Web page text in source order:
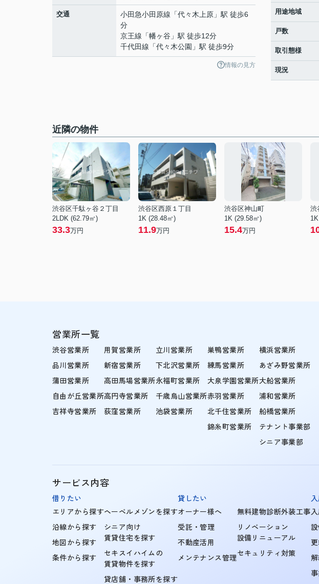
交通 小田急小田原線 「代々木上原 」駅 徒歩6
分
京王線 「幡ヶ谷 」駅 徒歩12分
千代田線 「代々木公園 」駅 徒歩9分
情報の見方
用途地域
戸数
取引態様
現況
近隣の物件
渋谷区千駄ヶ谷２丁目
2LDK (62.79㎡)
33.3万円
渋谷区西原１丁目
1K (28.48㎡)
11.9万円
渋谷区神山町
1K (29.58㎡)
15.4万円
渋
営業所一覧
渋谷営業所
品川営業所
蒲田営業所
自由が丘営業所
吉祥寺営業所
用賀営業所
新宿営業所
高田馬場営業所
高円寺営業所
荻窪営業所
立川営業所
下北沢営業所
永福町営業所
千歳烏山営業所
池袋営業所
巣鴨営業所
練馬営業所
大泉学園営業所
赤羽営業所
北千住営業所
錦糸町営業所
横浜営業所
あざみ野営業所
大船営業所
浦和営業所
船橋営業所
テナント事業部
シニア事業部
サービス内容
借りたい
エリアから探す
沿線から探す
地図から探す
条件から探す
ヘーベルメゾンを探す
シニア向け
賃貸住宅を探す
セキスイハイムの
賃貸物件を探す
貸店舗・事務所を探す
貸したい
オーナー様へ
受託・管理
不動産活用
メンテナンス管理
無料建物診断外装工事
リノベーション
設備リニューアル
セキュリティ対策